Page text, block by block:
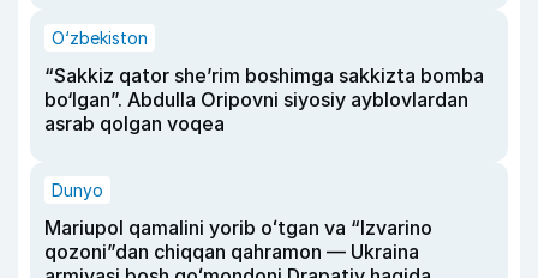
O‘zbekiston
“Sakkiz qator she’rim boshimga sakkizta bomba
bo‘lgan”. Abdulla Oripovni siyosiy ayblovlardan
asrab qolgan voqea
Dunyo
Mariupol qamalini yorib oʻtgan va “Izvarino
qozoni”dan chiqqan qahramon — Ukraina